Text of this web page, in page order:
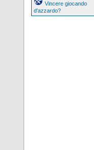
Vincere giocando
d'azzardo?